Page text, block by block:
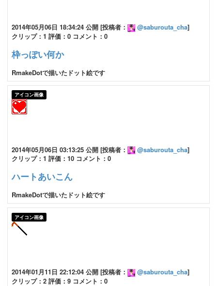
2014年05月06日 18:34:24 公開 [投稿者： @saburouta_cha]
クリップ：1 評価：0 コメント：0
枠っぽい何か
RmakeDotで描いたドット絵です
アイコン画像
2014年05月06日 03:13:25 公開 [投稿者： @saburouta_cha]
クリップ：1 評価：10 コメント：0
ハートあいこん
RmakeDotで描いたドット絵です
アイコン画像
2014年01月11日 22:12:04 公開 [投稿者： @saburouta_cha]
クリップ：2 評価：9 コメント：0